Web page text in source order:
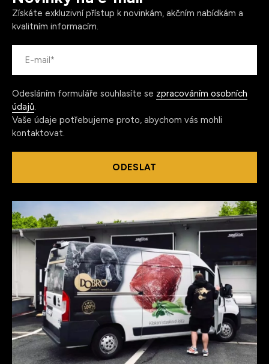
Získáte exkluzivní přístup k novinkám, akčním nabídkám a
kvalitním informacím.
Odesláním formuláře souhlasíte se zpracováním osobních
údajů.
Vaše údaje potřebujeme proto, abychom vás mohli
kontaktovat.
ODESLAT